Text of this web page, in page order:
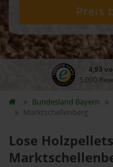
Preis
4,93
5.090
Bundesland Bayern
Marktschellenberg
Lose